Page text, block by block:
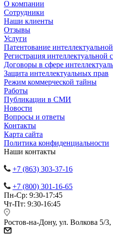
О компании
Сотрудники
Наши клиенты
Отзывы
Услуги
Патентование
Регистрация интеллектуальной
Договоры в сфере
Защита интеллектуальных прав
Режим коммерческой тайны
Работы
Публикации в СМИ
Новости
Вопросы и ответы
Контакты
Карта сайта
Политика конфиденциальности
Наши контакты
+7 (863) 303-37-16
+7 (800) 301-16-65
Пн-Ср: 9:30-17:45
Чт-Пт: 9:30-16:45
Ростов-на-Дону, ул. Волкова 5/3,